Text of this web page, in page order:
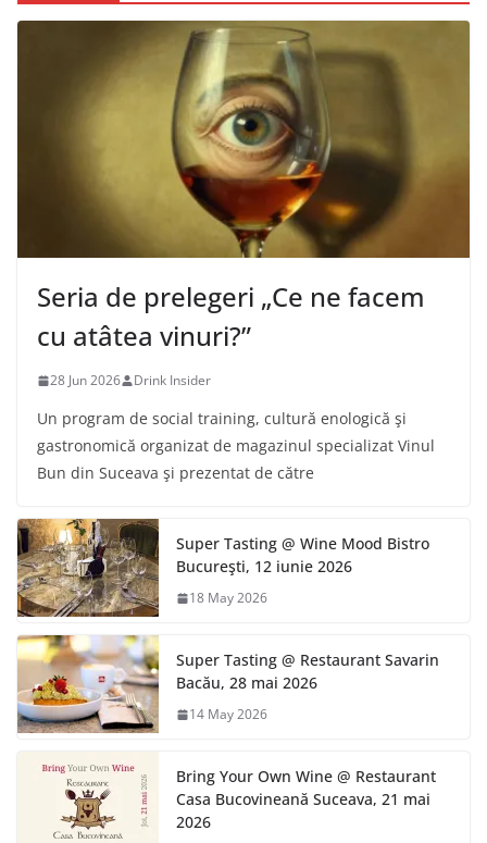
Seria de prelegeri „Ce ne facem
cu atâtea vinuri?”
28 Jun 2026 Drink Insider
Un program de social training, cultură enologică şi
gastronomică organizat de magazinul specializat Vinul
Bun din Suceava şi prezentat de către
Super Tasting @ Wine Mood Bistro
Bucureşti, 12 iunie 2026
18 May 2026
Super Tasting @ Restaurant Savarin
Bacău, 28 mai 2026
14 May 2026
Bring Your Own Wine @ Restaurant
Casa Bucovineană Suceava, 21 mai
2026